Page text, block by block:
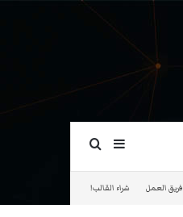
إضافة عمود جانبي
بحث عن
فريق العمل شراء القالب!